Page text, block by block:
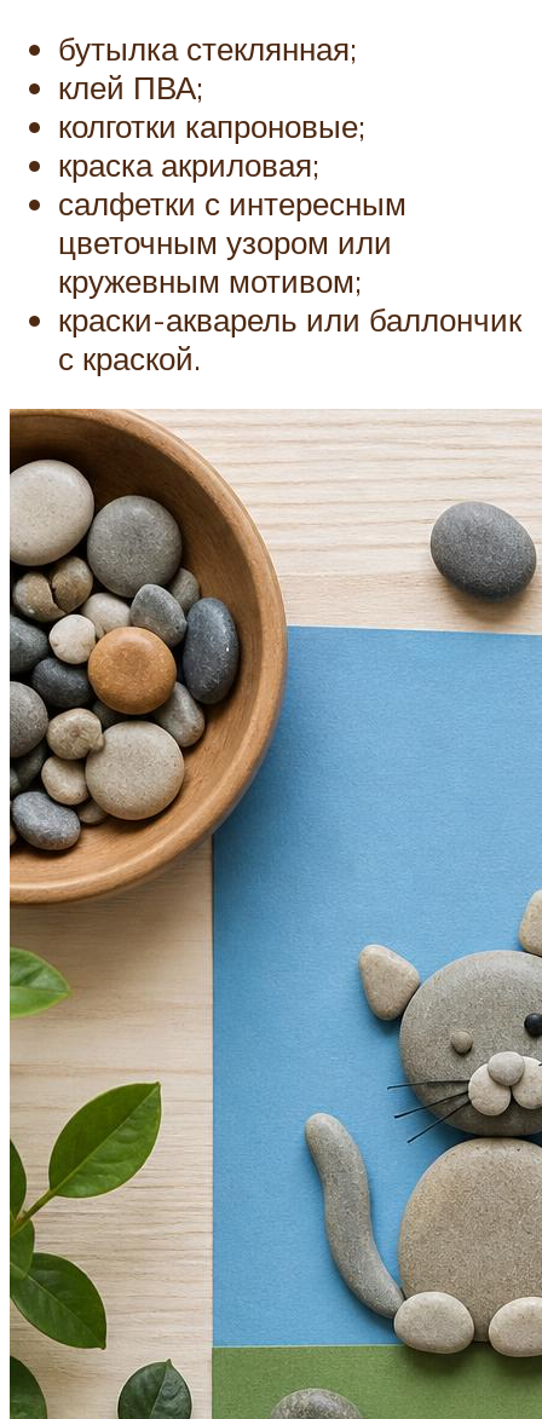
бутылка стеклянная;
клей ПВА;
колготки капроновые;
краска акриловая;
салфетки с интересным
цветочным узором или
кружевным мотивом;
краски-акварель или баллончик
с краской.